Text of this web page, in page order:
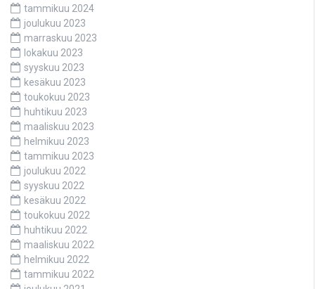
tammikuu 2024
joulukuu 2023
marraskuu 2023
lokakuu 2023
syyskuu 2023
kesäkuu 2023
toukokuu 2023
huhtikuu 2023
maaliskuu 2023
helmikuu 2023
tammikuu 2023
joulukuu 2022
syyskuu 2022
kesäkuu 2022
toukokuu 2022
huhtikuu 2022
maaliskuu 2022
helmikuu 2022
tammikuu 2022